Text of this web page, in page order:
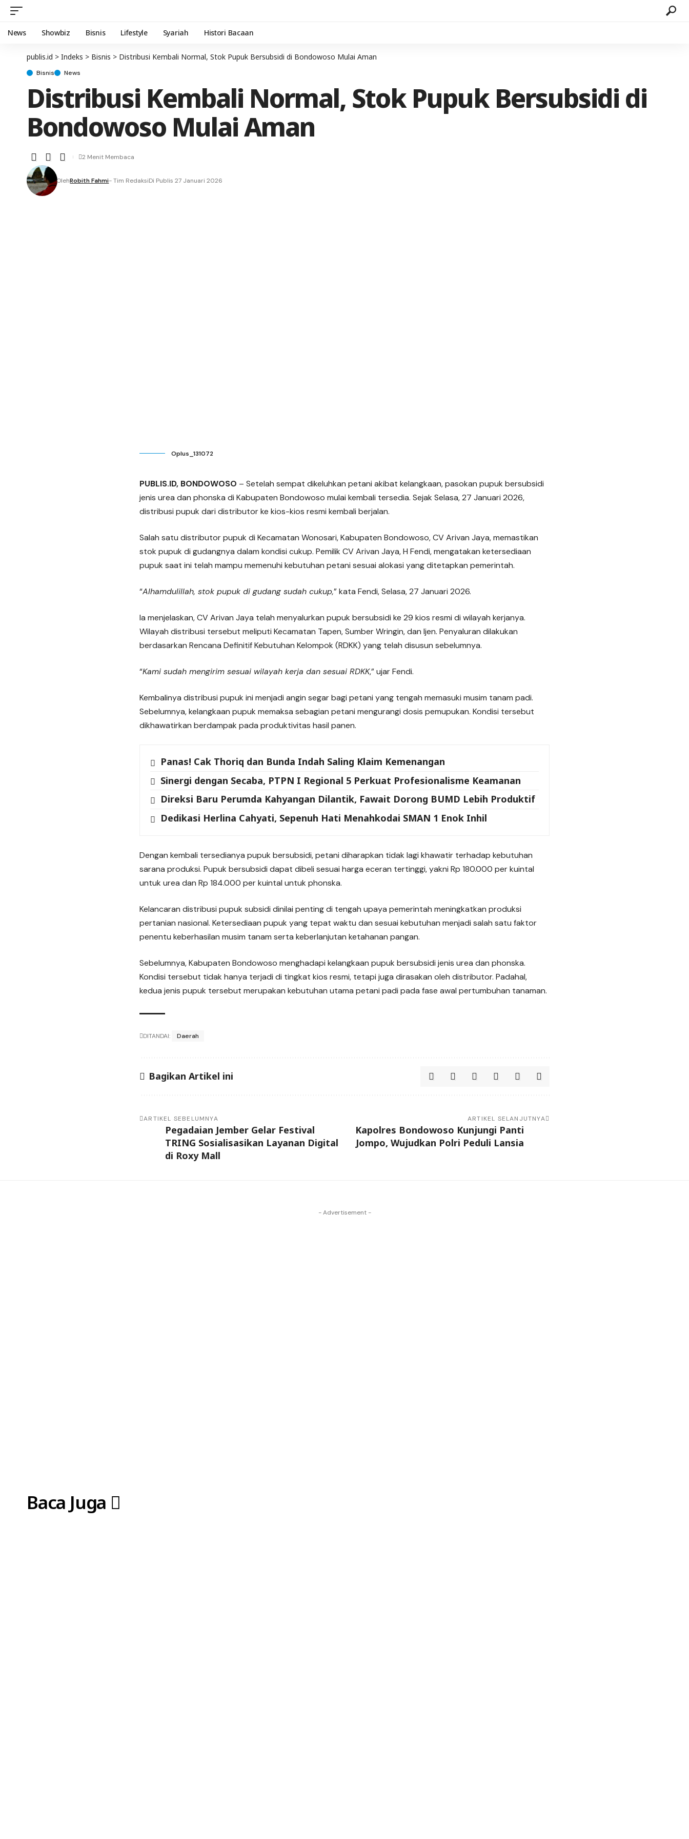
News Showbiz Bisnis Lifestyle Syariah Histori Bacaan
publis.id > Indeks > Bisnis > Distribusi Kembali Normal, Stok Pupuk Bersubsidi di Bondowoso Mulai Aman
Bisnis News
Distribusi Kembali Normal, Stok Pupuk Bersubsidi di
Bondowoso Mulai Aman
OlehRobith Fahmi- Tim RedaksiDi Publis 27 Januari 2026
2 Menit Membaca
Oplus_131072
PUBLIS.ID, BONDOWOSO – Setelah sempat dikeluhkan petani akibat kelangkaan, pasokan pupuk bersubsidi
jenis urea dan phonska di Kabupaten Bondowoso mulai kembali tersedia. Sejak Selasa, 27 Januari 2026,
distribusi pupuk dari distributor ke kios-kios resmi kembali berjalan.
Salah satu distributor pupuk di Kecamatan Wonosari, Kabupaten Bondowoso, CV Arivan Jaya, memastikan
stok pupuk di gudangnya dalam kondisi cukup. Pemilik CV Arivan Jaya, H Fendi, mengatakan ketersediaan
pupuk saat ini telah mampu memenuhi kebutuhan petani sesuai alokasi yang ditetapkan pemerintah.
“Alhamdulillah, stok pupuk di gudang sudah cukup,” kata Fendi, Selasa, 27 Januari 2026.
Ia menjelaskan, CV Arivan Jaya telah menyalurkan pupuk bersubsidi ke 29 kios resmi di wilayah kerjanya.
Wilayah distribusi tersebut meliputi Kecamatan Tapen, Sumber Wringin, dan Ijen. Penyaluran dilakukan
berdasarkan Rencana Definitif Kebutuhan Kelompok (RDKK) yang telah disusun sebelumnya.
“Kami sudah mengirim sesuai wilayah kerja dan sesuai RDKK,” ujar Fendi.
Kembalinya distribusi pupuk ini menjadi angin segar bagi petani yang tengah memasuki musim tanam padi.
Sebelumnya, kelangkaan pupuk memaksa sebagian petani mengurangi dosis pemupukan. Kondisi tersebut
dikhawatirkan berdampak pada produktivitas hasil panen.
Panas! Cak Thoriq dan Bunda Indah Saling Klaim Kemenangan
Sinergi dengan Secaba, PTPN I Regional 5 Perkuat Profesionalisme Keamanan
Direksi Baru Perumda Kahyangan Dilantik, Fawait Dorong BUMD Lebih Produktif
Dedikasi Herlina Cahyati, Sepenuh Hati Menahkodai SMAN 1 Enok Inhil
Dengan kembali tersedianya pupuk bersubsidi, petani diharapkan tidak lagi khawatir terhadap kebutuhan
sarana produksi. Pupuk bersubsidi dapat dibeli sesuai harga eceran tertinggi, yakni Rp 180.000 per kuintal
untuk urea dan Rp 184.000 per kuintal untuk phonska.
Kelancaran distribusi pupuk subsidi dinilai penting di tengah upaya pemerintah meningkatkan produksi
pertanian nasional. Ketersediaan pupuk yang tepat waktu dan sesuai kebutuhan menjadi salah satu faktor
penentu keberhasilan musim tanam serta keberlanjutan ketahanan pangan.
Sebelumnya, Kabupaten Bondowoso menghadapi kelangkaan pupuk bersubsidi jenis urea dan phonska.
Kondisi tersebut tidak hanya terjadi di tingkat kios resmi, tetapi juga dirasakan oleh distributor. Padahal,
kedua jenis pupuk tersebut merupakan kebutuhan utama petani padi pada fase awal pertumbuhan tanaman.
DITANDAI: Daerah
Bagikan Artikel ini
ARTIKEL SEBELUMNYA
Pegadaian Jember Gelar Festival
TRING Sosialisasikan Layanan Digital
di Roxy Mall
ARTIKEL SELANJUTNYA
Kapolres Bondowoso Kunjungi Panti
Jompo, Wujudkan Polri Peduli Lansia
- Advertisement -
Baca Juga